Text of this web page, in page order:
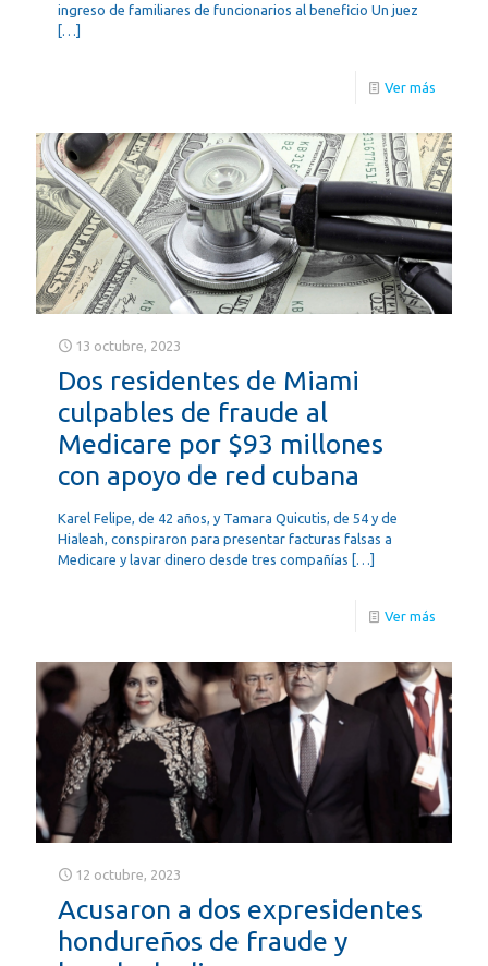
ingreso de familiares de funcionarios al beneficio Un juez
[…]
Ver más
13 octubre, 2023
Dos residentes de Miami
culpables de fraude al
Medicare por $93 millones
con apoyo de red cubana
Karel Felipe, de 42 años, y Tamara Quicutis, de 54 y de
Hialeah, conspiraron para presentar facturas falsas a
Medicare y lavar dinero desde tres compañías […]
Ver más
12 octubre, 2023
Acusaron a dos expresidentes
hondureños de fraude y